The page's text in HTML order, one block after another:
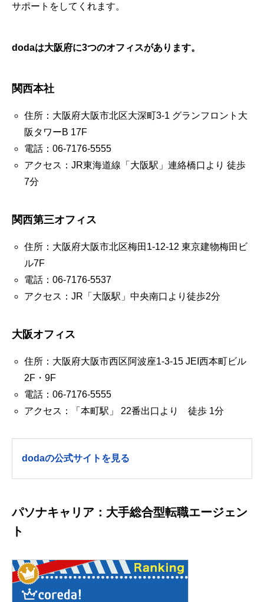
サポートをしてくれます。
dodaは大阪府に3つのオフィスがあります。
関西本社
住所：大阪府大阪市北区大深町3-1 グランフロント大
阪タワーB 17F
電話：06-7176-5555
アクセス：JR東海道線「大阪駅」連絡橋口より 徒歩
7分
関西第三オフィス
住所：大阪府大阪市北区梅田1-12-12 東京建物梅田ビ
ル7F
電話：06-7176-5537
アクセス：JR「大阪駅」中央南口より徒歩2分
大阪オフィス
住所：大阪府大阪市西区阿波座1-3-15 JEI西本町ビル
2F・9F
電話：06-7176-5555
アクセス：「本町駅」 22番出口より 徒歩 1分
dodaの公式サイトを見る
パソナキャリア：大手総合型転職エージェン
ト